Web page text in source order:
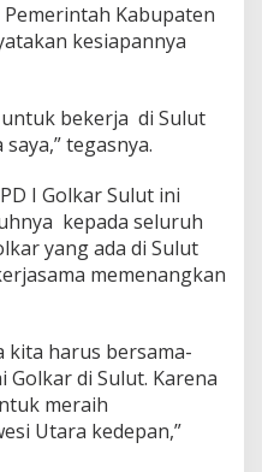
Kabupaten
kesiapannya
untuk bekerja di Sulut
tegasnya.
I Golkar Sulut ini
kepada seluruh
yang ada di Sulut
memenangkan
kita harus bersama-
Golkar di Sulut. Karena
meraih
Utara kedepan,”